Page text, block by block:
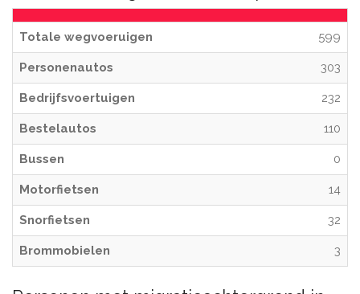
Totale wegvoeruigen 599
Personenautos 303
Bedrijfsvoertuigen 232
Bestelautos 110
Bussen 0
Motorfietsen 14
Snorfietsen 32
Brommobielen 3